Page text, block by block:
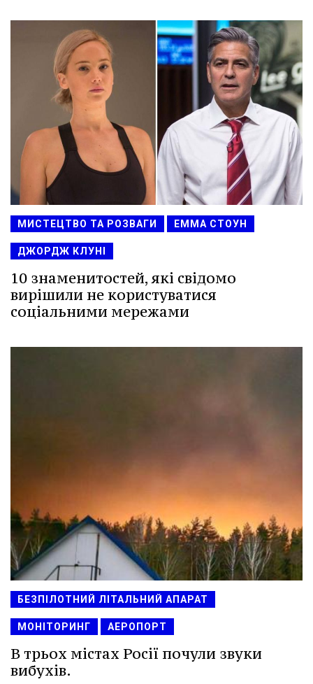
МИСТЕЦТВО ТА РОЗВАГИ ЕММА СТОУН
ДЖОРДЖ КЛУНІ
10 знаменитостей, які свідомо
вирішили не користуватися
соціальними мережами
БЕЗПІЛОТНИЙ ЛІТАЛЬНИЙ АПАРАТ
МОНІТОРИНГ АЕРОПОРТ
В трьох містах Росії почули звуки
вибухів.